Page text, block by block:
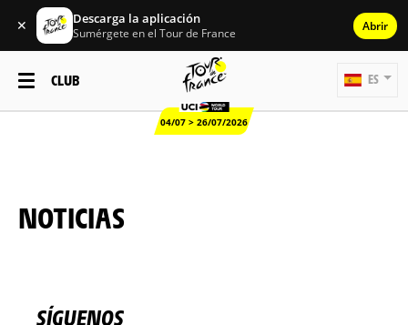
✕ Descarga la aplicación
Sumérgete en el Tour de France Abrir
CLUB
04/07 > 26/07/2026
ES
NOTICIAS
SÍGUENOS